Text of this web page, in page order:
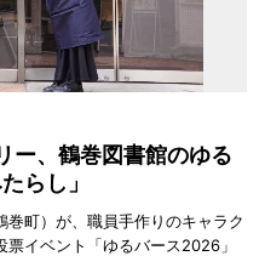
ー、鶴巻図書館のゆる
らし」
町）が、職員手作りのキャラク
イベント「ゆるバース2026」